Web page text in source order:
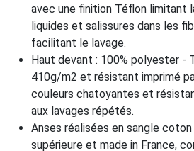
avec une finition Téflon limitant
liquides et salissures dans les
facilitant le lavage.
Haut devant : 100% polyester -
410g/m2 et résistant imprimé
couleurs chatoyantes et
aux lavages répétés.
Anses réalisées en sangle
supérieure et made in France,